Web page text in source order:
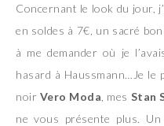
Concernant le look du jour,
en soldes à 7€, un sacré
à me demander où je
hasard à Haussmann…Je le
noir Vero Moda , mes Stan
ne vous présente plus.